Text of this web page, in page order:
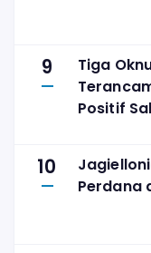
9
Tiga
Positif
10
Perdana